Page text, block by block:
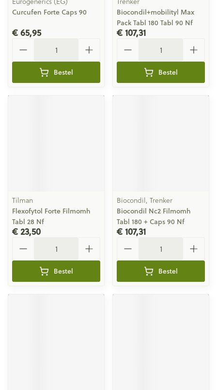
Curcufen Forte Caps 90
€ 65,95
Bestel
Biocondil+mobilityl Max
Pack Tabl 180 Tabl 90 Nf
€ 107,31
Bestel
Tilman
Flexofytol Forte Filmomh
Tabl 28 Nf
€ 23,50
Bestel
Biocondil, Trenker
Biocondil Nc2 Filmomh
Tabl 180 + Caps 90 Nf
€ 107,31
Bestel